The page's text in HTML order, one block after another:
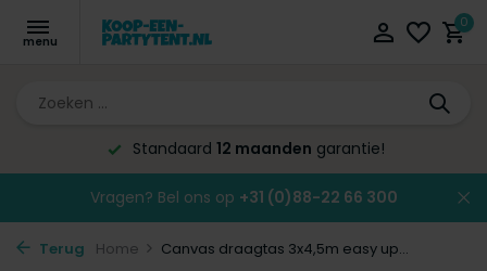
0
Standaard 12 maanden garantie!
Vragen? Bel ons op +31 (0)88-22 66 300
Terug Home Canvas draagtas 3x4,5m easy up...